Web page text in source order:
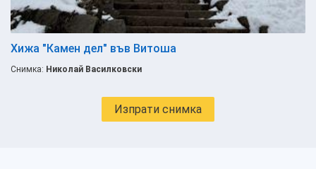
Хижа "Камен дел" във Витоша
Снимка: Николай Василковски
Изпрати снимка